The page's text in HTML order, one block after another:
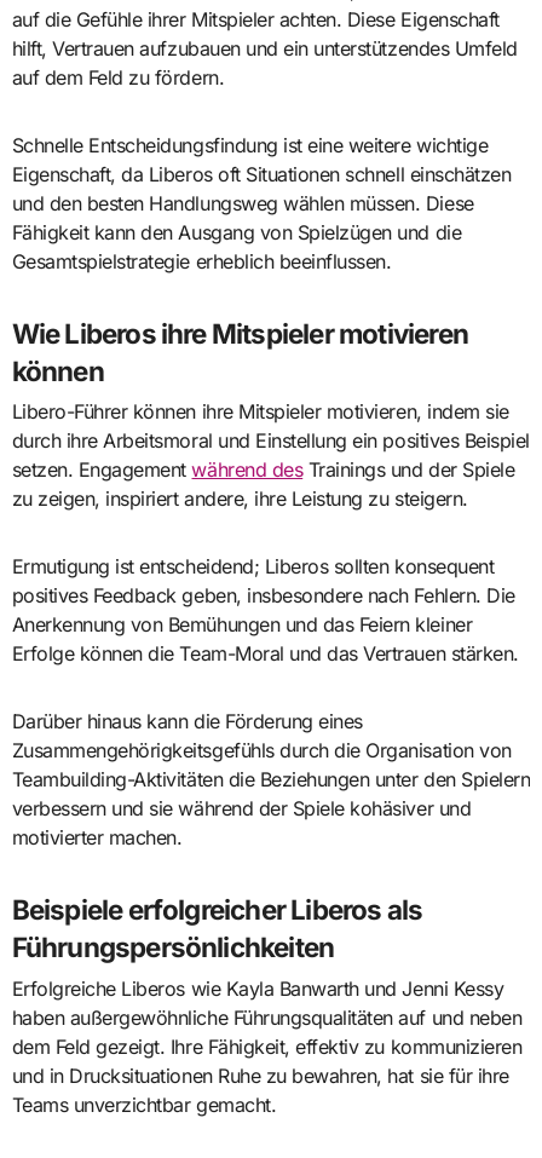
auf die Gefühle ihrer Mitspieler achten. Diese Eigenschaft
hilft, Vertrauen aufzubauen und ein unterstützendes Umfeld
auf dem Feld zu fördern.
Schnelle Entscheidungsfindung ist eine weitere wichtige
Eigenschaft, da Liberos oft Situationen schnell einschätzen
und den besten Handlungsweg wählen müssen. Diese
Fähigkeit kann den Ausgang von Spielzügen und die
Gesamtspielstrategie erheblich beeinflussen.
Wie Liberos ihre Mitspieler motivieren
können
Libero-Führer können ihre Mitspieler motivieren, indem sie
durch ihre Arbeitsmoral und Einstellung ein positives Beispiel
setzen. Engagementwährend desTrainings und der Spiele
zu zeigen, inspiriert andere, ihre Leistung zu steigern.
Ermutigung ist entscheidend; Liberos sollten konsequent
positives Feedback geben, insbesondere nach Fehlern. Die
Anerkennung von Bemühungen und das Feiern kleiner
Erfolge können die Team-Moral und das Vertrauen stärken.
Darüber hinaus kann die Förderung eines
Zusammengehörigkeitsgefühls durch die Organisation von
Teambuilding-Aktivitäten die Beziehungen unter den Spielern
verbessern und sie während der Spiele kohäsiver und
motivierter machen.
Beispiele erfolgreicher Liberos als
Führungspersönlichkeiten
Erfolgreiche Liberos wie Kayla Banwarth und Jenni Kessy
haben außergewöhnliche Führungsqualitäten auf und neben
dem Feld gezeigt. Ihre Fähigkeit, effektiv zu kommunizieren
und in Drucksituationen Ruhe zu bewahren, hat sie für ihre
Teams unverzichtbar gemacht.